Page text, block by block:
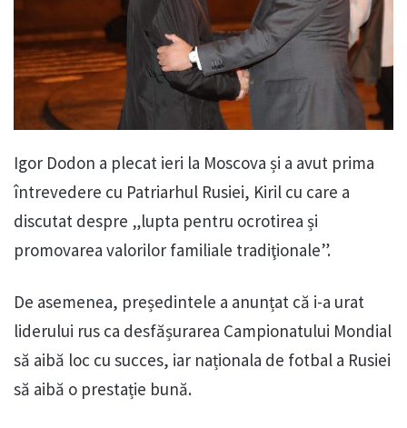
Igor Dodon a plecat ieri la Moscova și a avut prima
întrevedere cu Patriarhul Rusiei, Kiril cu care a
discutat despre „lupta pentru ocrotirea și
promovarea valorilor familiale tradiţionale”.
De asemenea, președintele a anunțat că i-a urat
liderului rus ca desfășurarea Campionatului Mondial
să aibă loc cu succes, iar naționala de fotbal a Rusiei
să aibă o prestație bună.